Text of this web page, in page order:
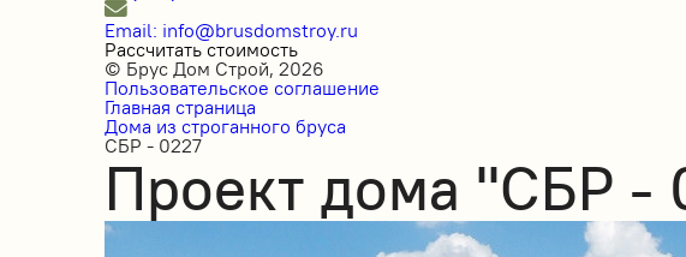
Email: info@brusdomstroy.ru
Рассчитать стоимость
© Брус Дом Строй, 2026
Пользовательское соглашение
Главная страница
Дома из строганного бруса
СБР - 0227
Проект дома "СБР -